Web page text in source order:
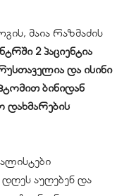
, მაია რაზმაძის
2 პაციენტია
და ისინი
ბინიდან
დახმარების
აუღებენ და